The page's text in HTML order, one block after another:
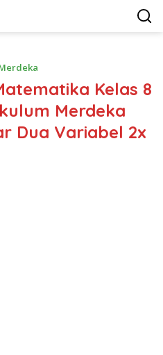
Kelas 8
Merdeka
Dua Variabel 2x